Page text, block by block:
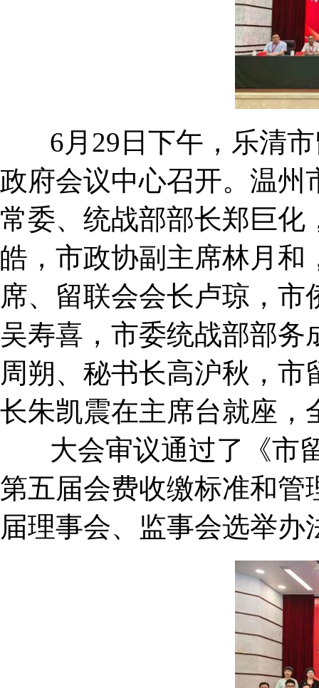
6月29日下午，乐清市
政府会议中心召开。温州
常委、统战部部长郑巨化
皓，市政协副主席林月和
席、留联会会长卢琼，
吴寿喜，市委统战部部
周朔、秘书长高沪秋，
长朱凯震在主席台就座，
大会审议通过了《市留
第五届会费收缴标准和管
届理事会、监事会选举办